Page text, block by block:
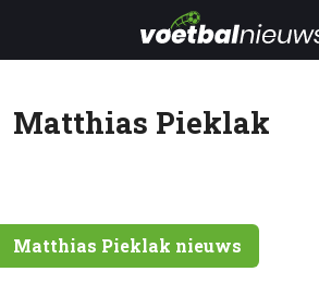
Matthias Pieklak
Matthias Pieklak nieuws